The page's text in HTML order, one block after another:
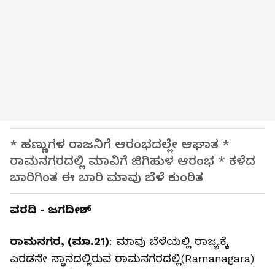
* ಹಣ್ಣುಗಳ ರಾಜನಿಗೆ ಆರಂಭದಲ್ಲೇ ಆಘಾತ *
ರಾಮನಗರದಲ್ಲಿ ಮಾವಿಗೆ ಜಿಗಿಹುಳ ಆರಂಭ * ಕಳೆದ
ಬಾರಿಗಿಂತ ಈ ಬಾರಿ ಮಾವು ಬೆಳೆ ಕುಂಠಿತ
ವರದಿ - ಜಗದೀಶ್
ರಾಮನಗರ, (ಮಾ.21): ಮಾವು ಬೆಳೆಯಲ್ಲಿ ರಾಜ್ಯಕ್ಕೆ
ಎರಡನೇ ಸ್ಥಾನದಲ್ಲಿರುವ ರಾಮನಗರದಲ್ಲಿ(Ramanagara)